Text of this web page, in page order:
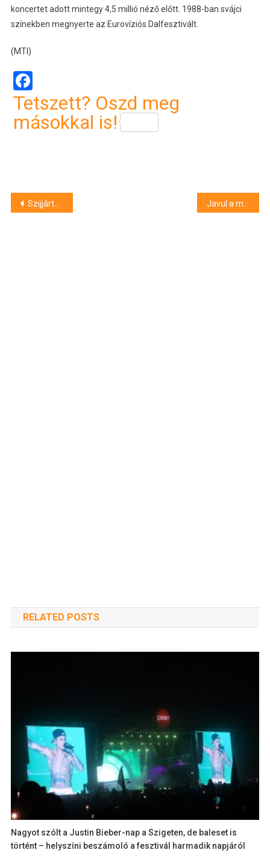
koncertet adott mintegy 4,5 millió néző előtt. 1988-ban svájci
színekben megnyerte az Eurovíziós Dalfesztivált.
(MTI)
Facebook
Tetszett? Oszd meg
másokkal is!
Bejegyzés
Szijjártó: Magyarországon történelmi jelentőségű parlamenti választás zajlott
RELATED POSTS
Nagyot szólt a Justin Bieber-nap a Szigeten, de baleset is
történt – helyszíni beszámoló a fesztivál harmadik napjáról